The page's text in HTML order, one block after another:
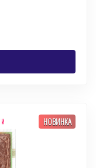
НОВИНКА